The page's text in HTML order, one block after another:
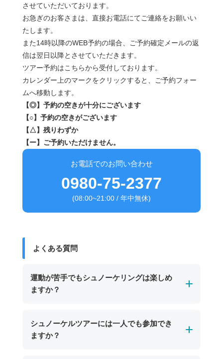
させていただいております。
お急ぎのお客さまは、直接お電話にてご連絡をお願いい
たします。
また14時以降のWEB予約の場合、ご予約確定メールの返
信は翌日以降とさせていただきます。
ツアー予約はこちらから受付しております。
カレンダー上のマークをクリックすると、ご予約フォー
ムへ移動します。
【◎】予約の空きが十分にございます
【○】予約の空きがございます
【△】残りわずか
【ー】ご予約いただけません。
お電話でのお問い合わせ
0980-75-2377
(08:00~21:00 / 年中無休)
よくある質問
運動が苦手でもシュノーケリングは楽しめ
ますか？
はい、運動が苦手な方でもお楽しみいただけま
す。ガイドが大きな浮き輪を引っ張ってポイン
シュノーケルツアーには一人でも参加でき
ますか？